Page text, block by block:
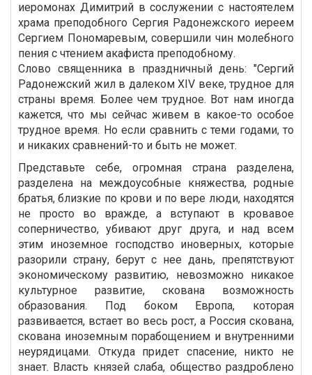
иеромонах Димитрий в сослужении с настоятелем
храма преподобного Сергия Радонежского иереем
Сергием Пономаревым, совершили чин молебного
пения с чтением акафиста преподобному.
Слово священника в праздничный день: "Сергий
Радонежский жил в далеком XIV веке, трудное для
страны время. Более чем трудное. Вот нам иногда
кажется, что мы сейчас живем в какое-то особое
трудное время. Но если сравнить с теми годами, то
и никаких сравнений-то и быть не может.
Представьте себе, огромная страна разделена,
разделена на междоусобные княжества, родные
братья, близкие по крови и по вере люди, находятся
не просто во вражде, а вступают в кровавое
соперничество, убивают друг друга, и над всем
этим иноземное господство иноверных, которые
разорили страну, берут с нее дань, препятствуют
экономическому развитию, невозможно никакое
культурное развитие, скована возможность
образования. Под боком Европа, которая
развивается, встает во весь рост, а Россия скована,
скована иноземным порабощением и внутренними
неурядицами. Откуда придет спасение, никто не
знает. Власть князей слаба, общество раздроблено